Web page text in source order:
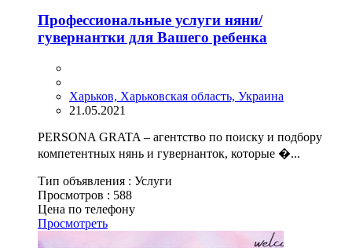
Профессиональные услуги няни/
гувернантки для Вашего ребенка
Харьков, Харьковская область, Украина
21.05.2021
PERSONA GRATA – агентство по поиску и подбору
компетентных нянь и гувернанток, которые �...
Тип объявления : Услуги
Просмотров : 588
Цена по телефону
Просмотреть